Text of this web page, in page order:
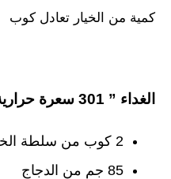
كمية من الخيار تعادل كوب
الغداء ” 301 سعرة حرارية “
2 كوب من سلطة الخضار
85 جم من الدجاج